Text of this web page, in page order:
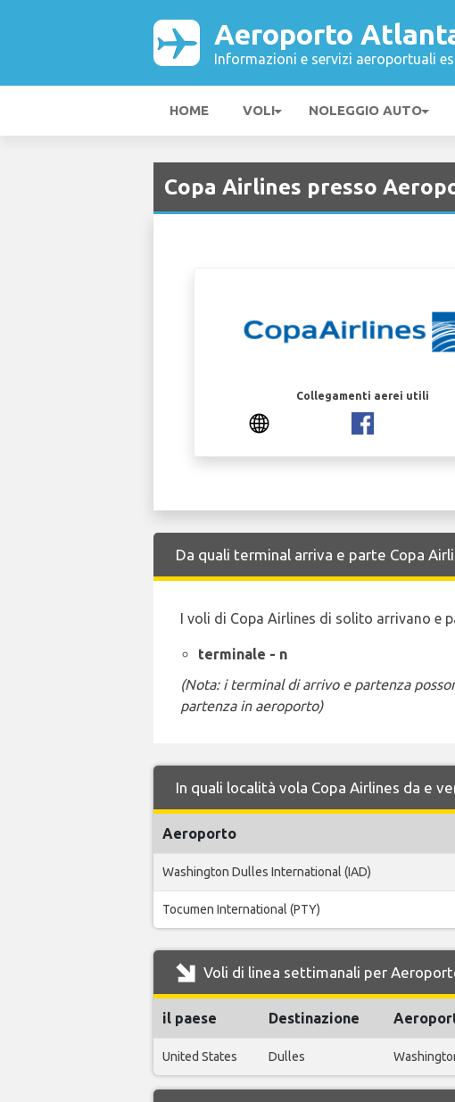
Aeroporto
Informazioni e servizi aeroportuali
HOME VOLI NOLEGGIO AUTO
Copa Airlines presso
Collegamenti aerei utili
Da quali terminal arriva e parte Copa
I voli di Copa Airlines di solito arrivano e
terminale - n
(Nota: i terminal di arrivo e partenza
partenza in aeroporto)
In quali località vola Copa Airlines da e
Aeroporto
Washington Dulles International (IAD)
Tocumen International (PTY)
Voli di linea settimanali per
il paese Destinazione
United States Dulles